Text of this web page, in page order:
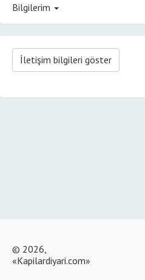
Bilgilerim
İletişim bilgileri göster
© 2026,
«Kapilardiyari.com»